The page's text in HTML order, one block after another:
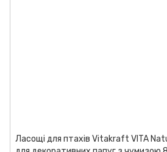
Ласощі для птахів Vitakraft VITA